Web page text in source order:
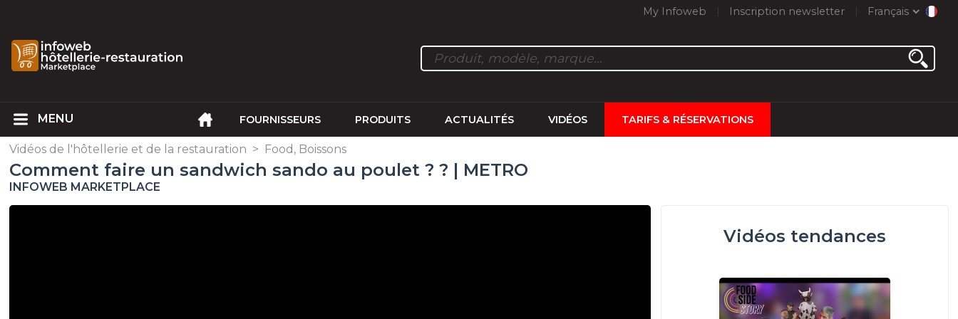
My Infoweb Inscription newsletter Français
FOURNISSEURS PRODUITS ACTUALITÉS VIDÉOS TARIFS & RÉSERVATIONS
Vidéos de l'hôtellerie et de la restauration > Food, Boissons
Comment faire un sandwich sando au poulet ? ? | METRO
INFOWEB MARKETPLACE
Vidéos tendances